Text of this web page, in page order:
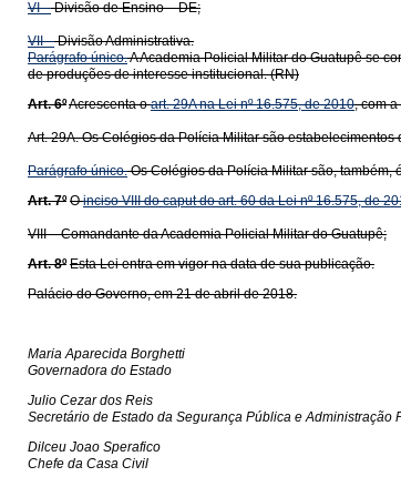
VI –Divisão de Ensino – DE;
VII –Divisão Administrativa.
Parágrafo único.A Academia Policial Militar do Guatupê se
de produções de interesse institucional. (RN)
Art. 6ºAcrescenta oart. 29A na Lei nº 16.575, de 2010, com
Art. 29A. Os Colégios da Polícia Militar são
Parágrafo único.Os Colégios da Polícia Militar são, também,
Art. 7º Oinciso VIII do caput do art. 60 da Lei nº 16.575, de
VIII – Comandante da Academia Policial Militar do Guatupê;
Art. 8º Esta Lei entra em vigor na data de sua publicação.
Palácio do Governo, em 21 de abril de 2018.
Maria Aparecida Borghetti
Governadora do Estado
Julio Cezar dos Reis
Secretário de Estado da Segurança Pública e Administração
Dilceu Joao Sperafico
Chefe da Casa Civil